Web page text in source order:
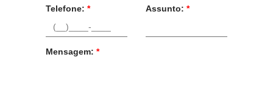
Telefone: * Assunto: *
Mensagem: *